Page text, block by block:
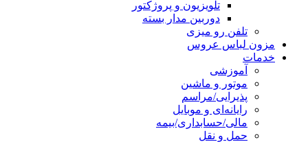
تلویزیون و پروژکتور
دوربین مدار بسته
تلفن رو میزی
مزون لباس عروس
خدمات
آموزشی
موتور و ماشین
پذیرایی/مراسم
رایانه‌ای و موبایل
مالی/حسابداری/بیمه
حمل و نقل